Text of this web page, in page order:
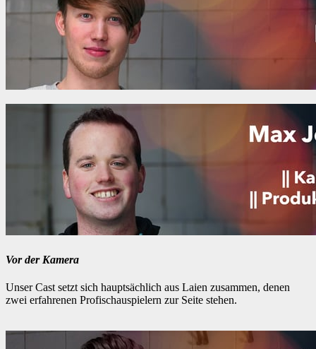
Vor der Kamera
Unser Cast setzt sich hauptsächlich aus Laien zusammen, denen
zwei erfahrenen Profischauspielern zur Seite stehen.